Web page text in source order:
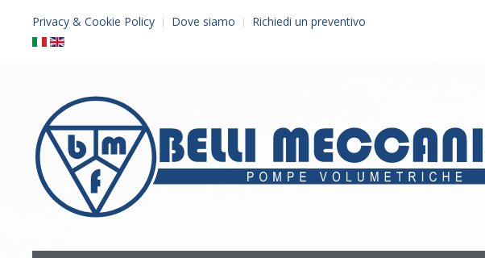
Privacy & Cookie Policy Dove siamo Richiedi un preventivo